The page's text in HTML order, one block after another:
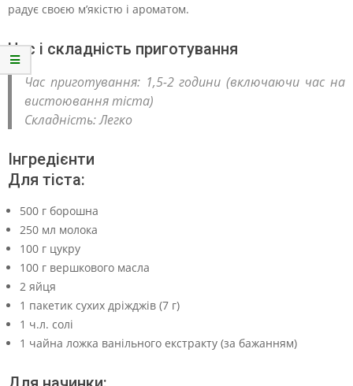
радує своєю м’якістю і ароматом.
Час і складність приготування
Час приготування: 1,5-2 години (включаючи час на
вистоювання тіста)
Складність: Легко
Інгредієнти
Для тіста:
500 г борошна
250 мл молока
100 г цукру
100 г вершкового масла
2 яйця
1 пакетик сухих дріжджів (7 г)
1 ч.л. солі
1 чайна ложка ванільного екстракту (за бажанням)